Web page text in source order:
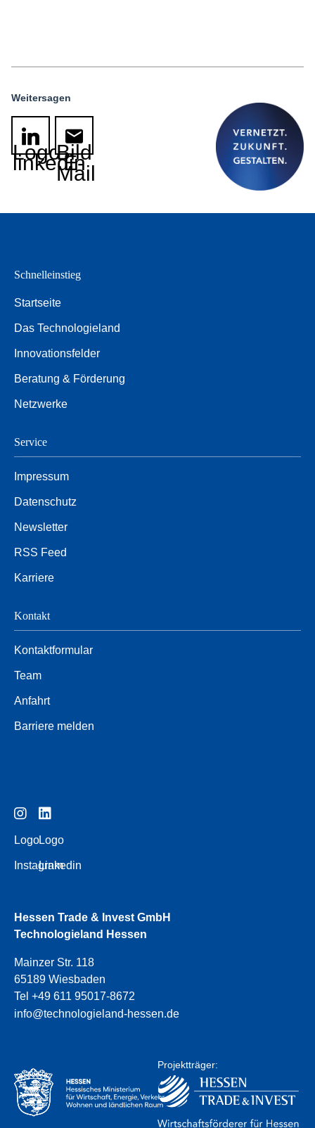
Weitersagen
Logo
linkedin
Bild
E-
Mail
Schnelleinstieg
Startseite
Das Technologieland
Innovationsfelder
Beratung & Förderung
Netzwerke
Service
Impressum
Datenschutz
Newsletter
RSS Feed
Karriere
Kontakt
Kontaktformular
Team
Anfahrt
Barriere melden
Logo
Instagram
Logo
Linkedin
Hessen Trade & Invest GmbH
Technologieland Hessen
Mainzer Str. 118
65189 Wiesbaden
Tel +49 611 95017-8672
info@technologieland-hessen.de
Projektträger: